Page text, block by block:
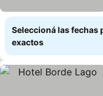
Seleccioná las fechas
exactos